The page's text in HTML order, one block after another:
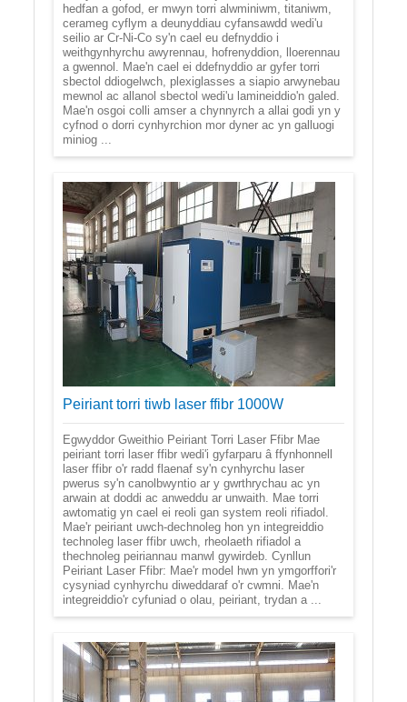
hedfan a gofod, er mwyn torri alwminiwm, titaniwm,
cerameg cyflym a deunyddiau cyfansawdd wedi'u
seilio ar Cr-Ni-Co sy'n cael eu defnyddio i
weithgynhyrchu awyrennau, hofrenyddion, lloerennau
a gwennol. Mae'n cael ei ddefnyddio ar gyfer torri
sbectol ddiogelwch, plexiglasses a siapio arwynebau
mewnol ac allanol sbectol wedi'u lamineiddio'n galed.
Mae'n osgoi colli amser a chynnyrch a allai godi yn y
cyfnod o dorri cynhyrchion mor dyner ac yn galluogi
miniog ...
Peiriant torri tiwb laser ffibr 1000W
Egwyddor Gweithio Peiriant Torri Laser Ffibr Mae
peiriant torri laser ffibr wedi'i gyfarparu â ffynhonnell
laser ffibr o'r radd flaenaf sy'n cynhyrchu laser
pwerus sy'n canolbwyntio ar y gwrthrychau ac yn
arwain at doddi ac anweddu ar unwaith. Mae torri
awtomatig yn cael ei reoli gan system reoli rifiadol.
Mae'r peiriant uwch-dechnoleg hon yn integreiddio
technoleg laser ffibr uwch, rheolaeth rifiadol a
thechnoleg peiriannau manwl gywirdeb. Cynllun
Peiriant Laser Ffibr: Mae'r model hwn yn ymgorffori'r
cysyniad cynhyrchu diweddaraf o'r cwmni. Mae'n
integreiddio'r cyfuniad o olau, peiriant, trydan a ...